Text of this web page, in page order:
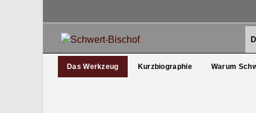
Das Werkzeug Kurzbi­ogra­phie Warum